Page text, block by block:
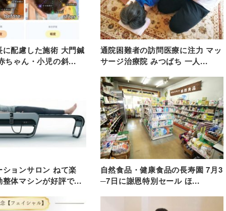
に配慮した施術 大門鍼
ちゃん・小児の斜...
通院困難者の訪問医療に注力 マッ
サージ治療院 みつばち 一人...
ョンサロン ねて楽
整体マシンが好評で...
自然食品・健康食品の長寿園 7月3
─7日に謝恩特別セール ほ...